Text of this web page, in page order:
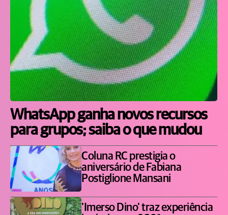
WhatsApp ganha novos recursos
para grupos; saiba o que mudou
Coluna RC prestigia o
aniversário de Fabiana
Postiglione Mansani
'Imerso Dino' traz experiência